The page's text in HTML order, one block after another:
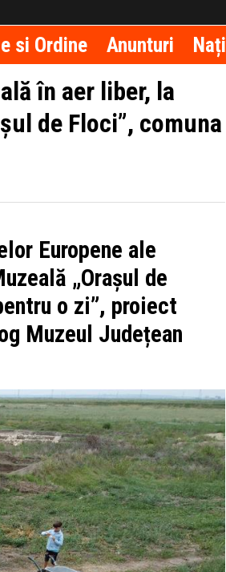
si Ordine Anunturi
în aer liber, la
de Floci”, comuna
Europene ale
„Orașul de
o zi”, proiect
Muzeul Județean